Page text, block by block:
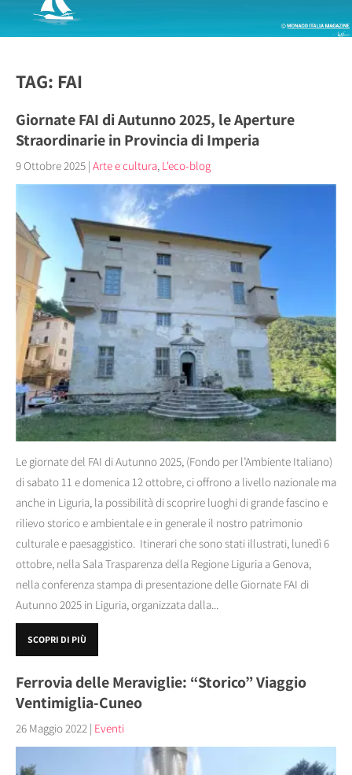
TAG: FAI
Giornate FAI di Autunno 2025, le Aperture
Straordinarie in Provincia di Imperia
9 Ottobre 2025 | Arte e cultura, L'eco-blog
Le giornate del FAI di Autunno 2025, (Fondo per l’Ambiente Italiano)
di sabato 11 e domenica 12 ottobre, ci offrono a livello nazionale ma
anche in Liguria, la possibilità di scoprire luoghi di grande fascino e
rilievo storico e ambientale e in generale il nostro patrimonio
culturale e paesaggistico. Itinerari che sono stati illustrati, lunedì 6
ottobre, nella Sala Trasparenza della Regione Liguria a Genova,
nella conferenza stampa di presentazione delle Giornate FAI di
Autunno 2025 in Liguria, organizzata dalla...
SCOPRI DI PIÙ
Ferrovia delle Meraviglie: “Storico” Viaggio
Ventimiglia-Cuneo
26 Maggio 2022 | Eventi